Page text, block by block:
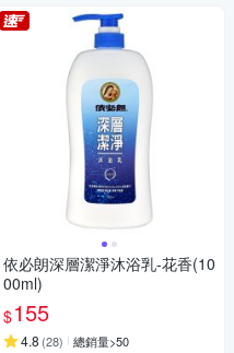
依必朗深層潔淨沐浴乳-花香(10
00ml)
$155
4.8 (28) 總銷量>50